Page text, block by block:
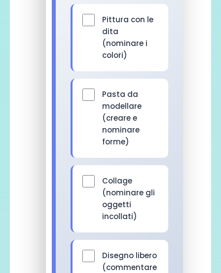
Pittura con le
dita
(nominare i
colori)
Pasta da
modellare
(creare e
nominare
forme)
Collage
(nominare gli
oggetti
incollati)
Disegno libero
(commentare